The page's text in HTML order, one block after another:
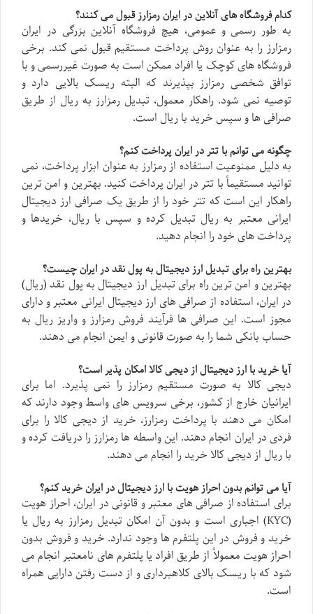
کدام فروشگاه های آنلاین در ایران رمزارز قبول می کنند؟
به طور رسمی و عمومی، هیچ فروشگاه آنلاین بزرگی در ایران
رمزارز را به عنوان روش پرداخت مستقیم قبول نمی کند. برخی
فروشگاه های کوچک یا افراد ممکن است به صورت غیررسمی و با
توافق شخصی رمزارز بپذیرند که البته ریسک بالایی دارد و
توصیه نمی شود. راهکار معمول، تبدیل رمزارز به ریال از طریق
صرافی ها و سپس خرید با ریال است.
چگونه می توانم با تتر در ایران پرداخت کنم؟
به دلیل ممنوعیت استفاده از رمزارز به عنوان ابزار پرداخت، نمی
توانید مستقیماً با تتر در ایران پرداخت کنید. بهترین و امن ترین
راهکار این است که تتر خود را از طریق یک صرافی ارز دیجیتال
ایرانی معتبر به ریال تبدیل کرده و سپس با ریال، خریدها و
پرداخت های خود را انجام دهید.
بهترین راه برای تبدیل ارز دیجیتال به پول نقد در ایران چیست؟
بهترین و امن ترین راه برای تبدیل ارز دیجیتال به پول نقد (ریال)
در ایران، استفاده از صرافی های ارز دیجیتال ایرانی معتبر و دارای
مجوز است. این صرافی ها فرآیند فروش رمزارز و واریز ریال به
حساب بانکی شما را به صورت قانونی و ایمن انجام می دهند.
آیا خرید با ارز دیجیتال از دیجی کالا امکان پذیر است؟
دیجی کالا به صورت مستقیم رمزارز را نمی پذیرد. اما برای
ایرانیان خارج از کشور، برخی سرویس های واسط وجود دارند که
امکان می دهند با پرداخت رمزارز، خرید از دیجی کالا را برای
فردی در ایران انجام دهند. این واسطه ها رمزارز را دریافت کرده و
با ریال از دیجی کالا خرید را انجام می دهند.
آیا می توانم بدون احراز هویت با ارز دیجیتال در ایران خرید کنم؟
برای استفاده از صرافی های معتبر و قانونی در ایران، احراز هویت
(KYC) اجباری است و بدون آن امکان تبدیل رمزارز به ریال یا
خرید و فروش در این پلتفرم ها وجود ندارد. خرید و فروش بدون
احراز هویت معمولاً از طریق افراد یا پلتفرم های نامعتبر انجام می
شود که با ریسک بالای کلاهبرداری و از دست رفتن دارایی همراه
است.